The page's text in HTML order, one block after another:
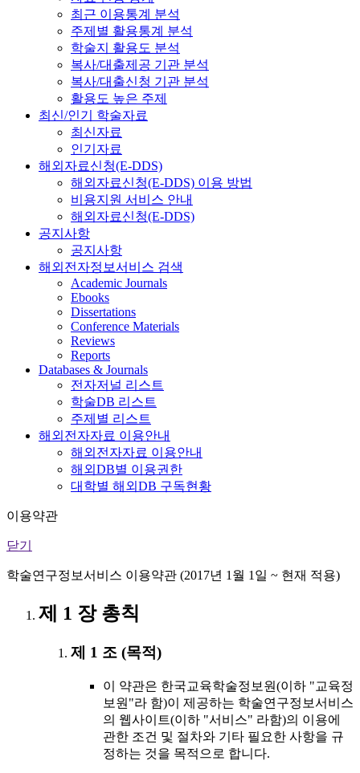
최근 이용통계 분석
주제별 활용통계 분석
학술지 활용도 분석
복사/대출제공 기관 분석
복사/대출신청 기관 분석
활용도 높은 주제
최신/인기 학술자료
최신자료
인기자료
해외자료신청(E-DDS)
해외자료신청(E-DDS) 이용 방법
비용지원 서비스 안내
해외자료신청(E-DDS)
공지사항
공지사항
해외전자정보서비스 검색
Academic Journals
Ebooks
Dissertations
Conference Materials
Reviews
Reports
Databases & Journals
전자저널 리스트
학술DB 리스트
주제별 리스트
해외전자자료 이용안내
해외전자자료 이용안내
해외DB별 이용권한
대학별 해외DB 구독현황
이용약관
닫기
학술연구정보서비스 이용약관 (2017년 1월 1일 ~ 현재 적용)
제 1 장 총칙
제 1 조 (목적)
이 약관은 한국교육학술정보원(이하 "교육정
보원"라 함)이 제공하는 학술연구정보서비스
의 웹사이트(이하 "서비스" 라함)의 이용에
관한 조건 및 절차와 기타 필요한 사항을 규
정하는 것을 목적으로 합니다.